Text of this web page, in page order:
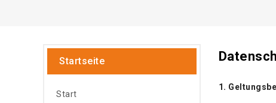
Startseite
Start
1.